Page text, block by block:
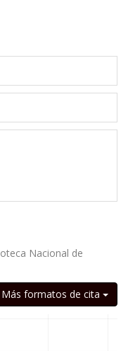
Nacional de
Más formatos de cita